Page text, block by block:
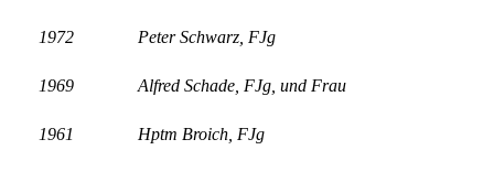
1972 Peter Schwarz, FJg
1969 Alfred Schade, FJg, und Frau
1961 Hptm Broich, FJg